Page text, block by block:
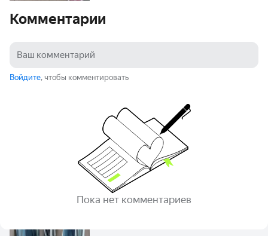
Комментарии
Войдите, чтобы комментировать
Пока нет комментариев